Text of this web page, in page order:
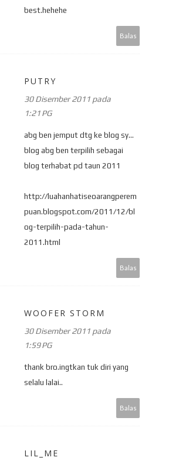
best.hehehe
Balas
PUTRY
30 Disember 2011 pada
1:21 PG
abg ben jemput dtg ke blog sy...
blog abg ben terpilih sebagai
blog terhabat pd taun 2011
http://luahanhatiseoarangperem
puan.blogspot.com/2011/12/bl
og-terpilih-pada-tahun-
2011.html
Balas
WOOFER STORM
30 Disember 2011 pada
1:59 PG
thank bro.ingtkan tuk diri yang
selalu lalai..
Balas
LIL_ME